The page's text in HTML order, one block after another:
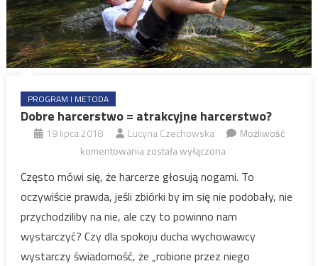
PROGRAM I METODA
Dobre harcerstwo = atrakcyjne harcerstwo?
19 lipca 2018 Lucyna Czechowska
Możliwość
komentowaniaDobre
=
atrakcyjne
harcerstwo?
została wyłączona
Często mówi się, że harcerze głosują nogami. To
oczywiście prawda, jeśli zbiórki by im się nie podobały, nie
przychodziliby na nie, ale czy to powinno nam
wystarczyć? Czy dla spokoju ducha wychowawcy
wystarczy świadomość, że „robione przez niego